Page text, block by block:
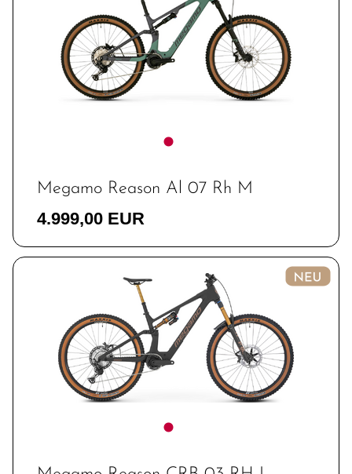
Megamo Reason Al 07 Rh M
4.999,00 EUR